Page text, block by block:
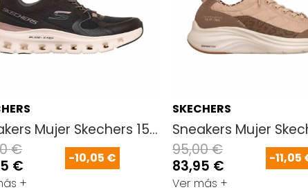
Mujer Skechers 150484 Negro
€
€
-10,05 €
+
SKECHERS
Sneakers Mujer
95,00 €
83,95 €
-11,05
Ver más +